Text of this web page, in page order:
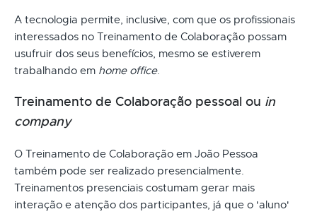
A tecnologia permite, inclusive, com que os profissionais
interessados no Treinamento de Colaboração possam
usufruir dos seus benefícios, mesmo se estiverem
trabalhando em home office.
Treinamento de Colaboração pessoal ou in
company
O Treinamento de Colaboração em João Pessoa
também pode ser realizado presencialmente.
Treinamentos presenciais costumam gerar mais
interação e atenção dos participantes, já que o 'aluno'